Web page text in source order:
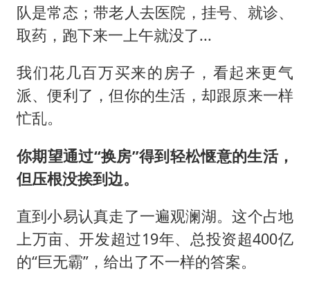
队是常态；带老人去医院，挂号、就诊、
取药，跑下来一上午就没了...
我们花几百万买来的房子，看起来更气
派、便利了，但你的生活，却跟原来一样
忙乱。
你期望通过“换房”得到轻松惬意的生活，
但压根没挨到边。
直到小易认真走了一遍观澜湖。 这个占地
上万亩、开发超过19年、总投资超400亿
的“巨无霸”，给出了不一样的答案。